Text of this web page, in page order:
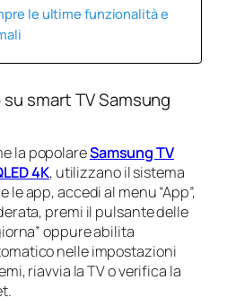
le ultime funzionalità e
smart TV Samsung
la popolareSamsung TV
4K, utilizzano il sistema
le app, accedi al menu “App”,
premi il pulsante delle
oppure abilita
nelle impostazioni
riavvia la TV o verifica la